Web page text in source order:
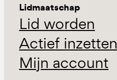
Lidmaatschap
Lid worden
Actief inzetten
Mijn account